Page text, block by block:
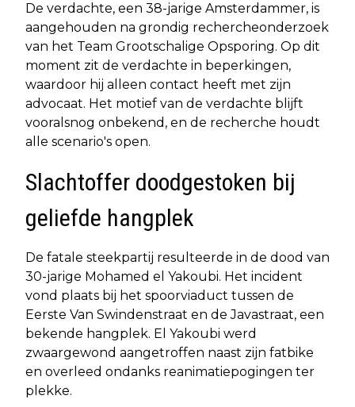
De verdachte, een 38-jarige Amsterdammer, is
aangehouden na grondig rechercheonderzoek
van het Team Grootschalige Opsporing. Op dit
moment zit de verdachte in beperkingen,
waardoor hij alleen contact heeft met zijn
advocaat. Het motief van de verdachte blijft
vooralsnog onbekend, en de recherche houdt
alle scenario's open.
Slachtoffer doodgestoken bij
geliefde hangplek
De fatale steekpartij resulteerde in de dood van
30-jarige Mohamed el Yakoubi. Het incident
vond plaats bij het spoorviaduct tussen de
Eerste Van Swindenstraat en de Javastraat, een
bekende hangplek. El Yakoubi werd
zwaargewond aangetroffen naast zijn fatbike
en overleed ondanks reanimatiepogingen ter
plekke.